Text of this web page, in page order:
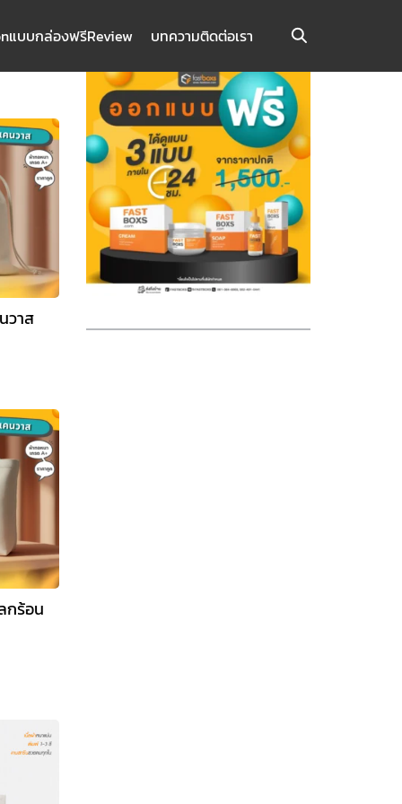
แบบกล่องฟรีReview บทความติดต่อเรา
วาส
กร้อน